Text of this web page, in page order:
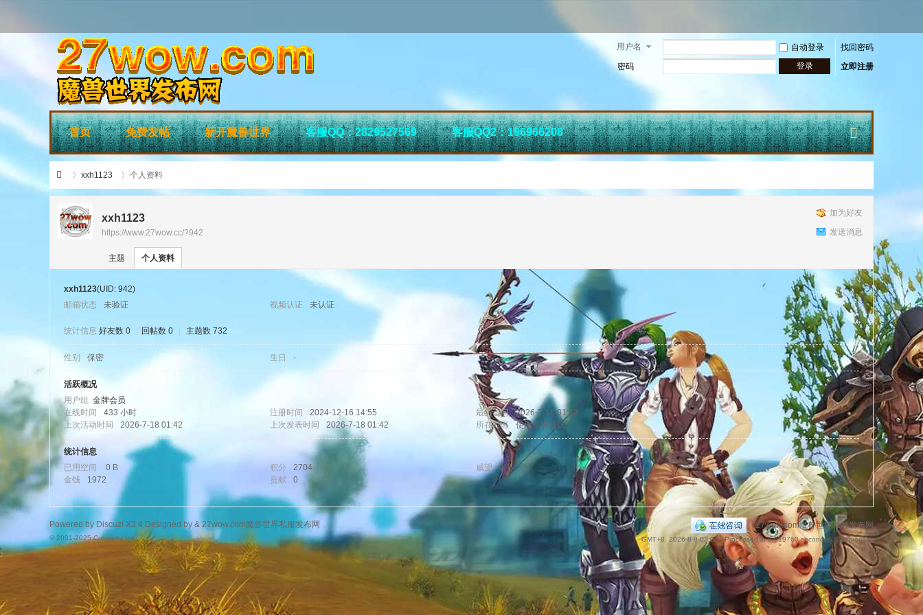
用户名 自动登录
找回密码
密码
登录 立即注册
捷
航
首页 免费发帖 新开魔兽世界 客服QQ：2829527569 客服QQ2：196966208
w.
›
xxh1123
›
个人资料
加为好友
发送消息
xxh1123
https://www.27wow.cc/?942
主题 个人资料
xxh1123(UID: 942)
邮箱状态
未验证 视频认证 未认证
统计信息 好友数 0 回帖数 0 主题数 732
性别 保密 生日 -
活跃概况
用户组 金牌会员
在线时间
433 小时 注册时间 2024-12-16 14:55 最后访问
2026-7-18 01:42
上次活动时间
2026-7-18 01:42 上次发表时间 2026-7-18 01:42 所在时区 使用系统默认
统计信息
已用空间
0 B 积分 2704 威望
0
金钱
1972 贡献 0
| 27wow.com魔兽世界私服发布网
GMT+8, 2026-8-9 03:03, Processed in 0.019760 second(s), 14 queries .
Powered by Discuz! X3.4Designed by & 27wow.com魔兽世界私服发布网
© 2001-2025Comsenz Inc.